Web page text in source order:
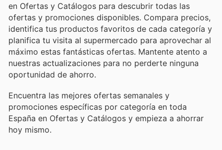
en Ofertas y Catálogos para descubrir todas las
ofertas y promociones disponibles. Compara precios,
identifica tus productos favoritos de cada categoría y
planifica tu visita al supermercado para aprovechar al
máximo estas fantásticas ofertas. Mantente atento a
nuestras actualizaciones para no perderte ninguna
oportunidad de ahorro.
Encuentra las mejores ofertas semanales y
promociones específicas por categoría en toda
España en Ofertas y Catálogos y empieza a ahorrar
hoy mismo.